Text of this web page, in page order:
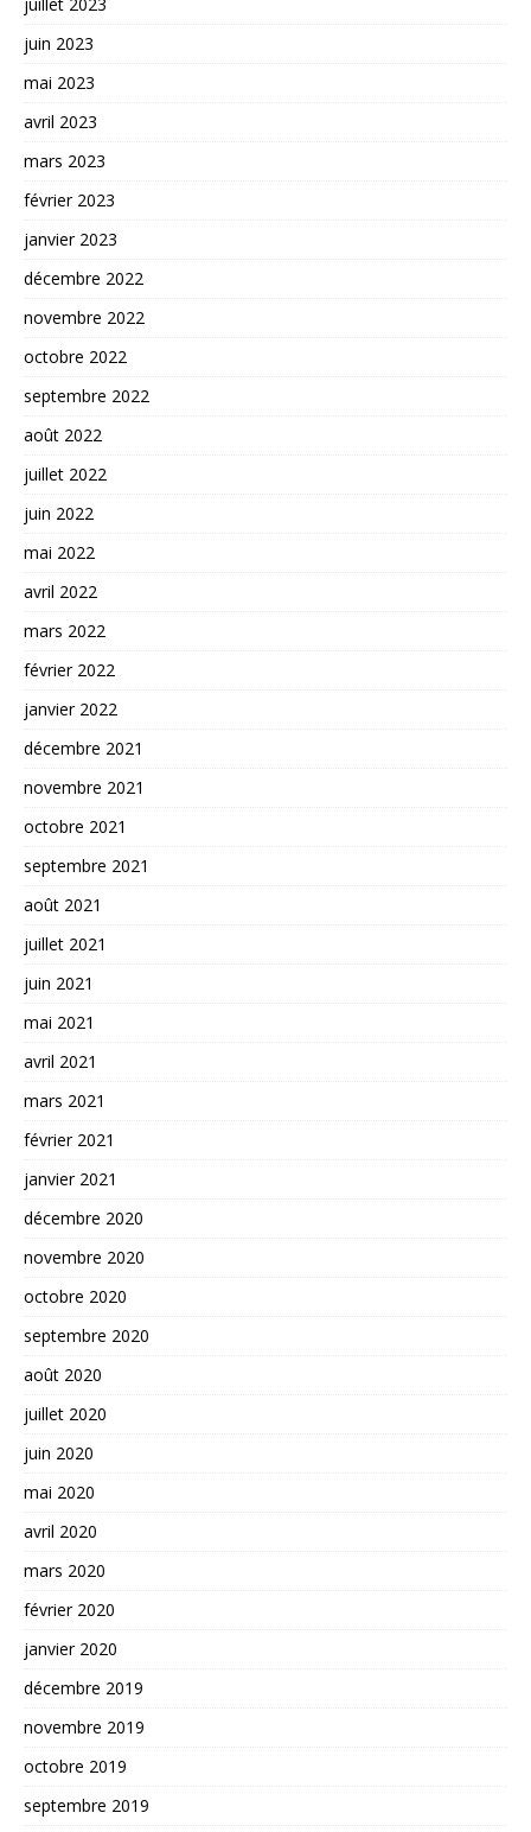
juillet 2023
juin 2023
mai 2023
avril 2023
mars 2023
février 2023
janvier 2023
décembre 2022
novembre 2022
octobre 2022
septembre 2022
août 2022
juillet 2022
juin 2022
mai 2022
avril 2022
mars 2022
février 2022
janvier 2022
décembre 2021
novembre 2021
octobre 2021
septembre 2021
août 2021
juillet 2021
juin 2021
mai 2021
avril 2021
mars 2021
février 2021
janvier 2021
décembre 2020
novembre 2020
octobre 2020
septembre 2020
août 2020
juillet 2020
juin 2020
mai 2020
avril 2020
mars 2020
février 2020
janvier 2020
décembre 2019
novembre 2019
octobre 2019
septembre 2019